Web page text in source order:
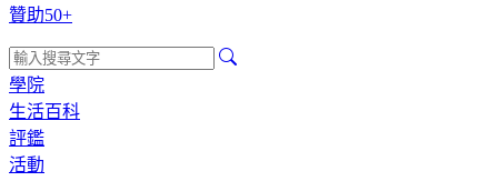
贊助50+
學院
生活百科
評鑑
活動